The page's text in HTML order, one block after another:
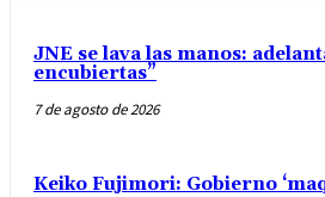
JNE se lava las manos:
encubiertas”
7 de agosto de 2026
Keiko Fujimori: Gobierno